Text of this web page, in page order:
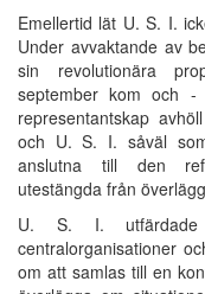
Emellertid lät U. S. I.
Under avvaktande av
sin revolutionära
september kom och -
representantskap
och U. S. I. såväl
anslutna till den
utestängda från
U. S. I.
centralorganisationer
om att samlas till en